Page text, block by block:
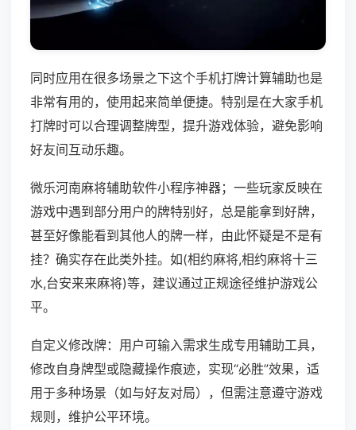
同时应用在很多场景之下这个手机打牌计算辅助也是
非常有用的，使用起来简单便捷。特别是在大家手机
打牌时可以合理调整牌型，提升游戏体验，避免影响
好友间互动乐趣。
微乐河南麻将辅助软件小程序神器；一些玩家反映在
游戏中遇到部分用户的牌特别好，总是能拿到好牌，
甚至好像能看到其他人的牌一样，由此怀疑是不是有
挂？确实存在此类外挂。如(相约麻将,相约麻将十三
水,台安来来麻将)等，建议通过正规途径维护游戏公
平。
自定义修改牌：用户可输入需求生成专用辅助工具，
修改自身牌型或隐藏操作痕迹，实现“必胜”效果，适
用于多种场景（如与好友对局），但需注意遵守游戏
规则，维护公平环境。